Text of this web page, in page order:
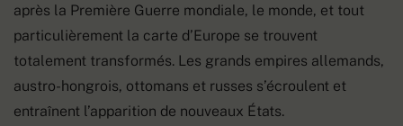
après la Première Guerre mondiale, le monde, et tout
particulièrement la carte d’Europe se trouvent
totalement transformés. Les grands empires allemands,
austro-hongrois, ottomans et russes s’écroulent et
entraînent l’apparition de nouveaux États.